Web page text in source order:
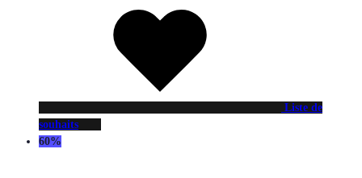
Liste de
souhaits
60%